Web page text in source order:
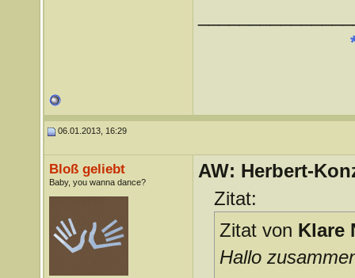
06.01.2013, 16:29
Bloß geliebt
Baby, you wanna dance?
AW: Herbert-
Zitat:
Zitat von Klare
Hallo